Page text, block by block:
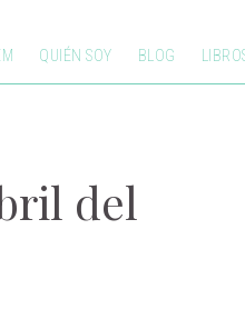
QUIÉN SOY BLOG
del